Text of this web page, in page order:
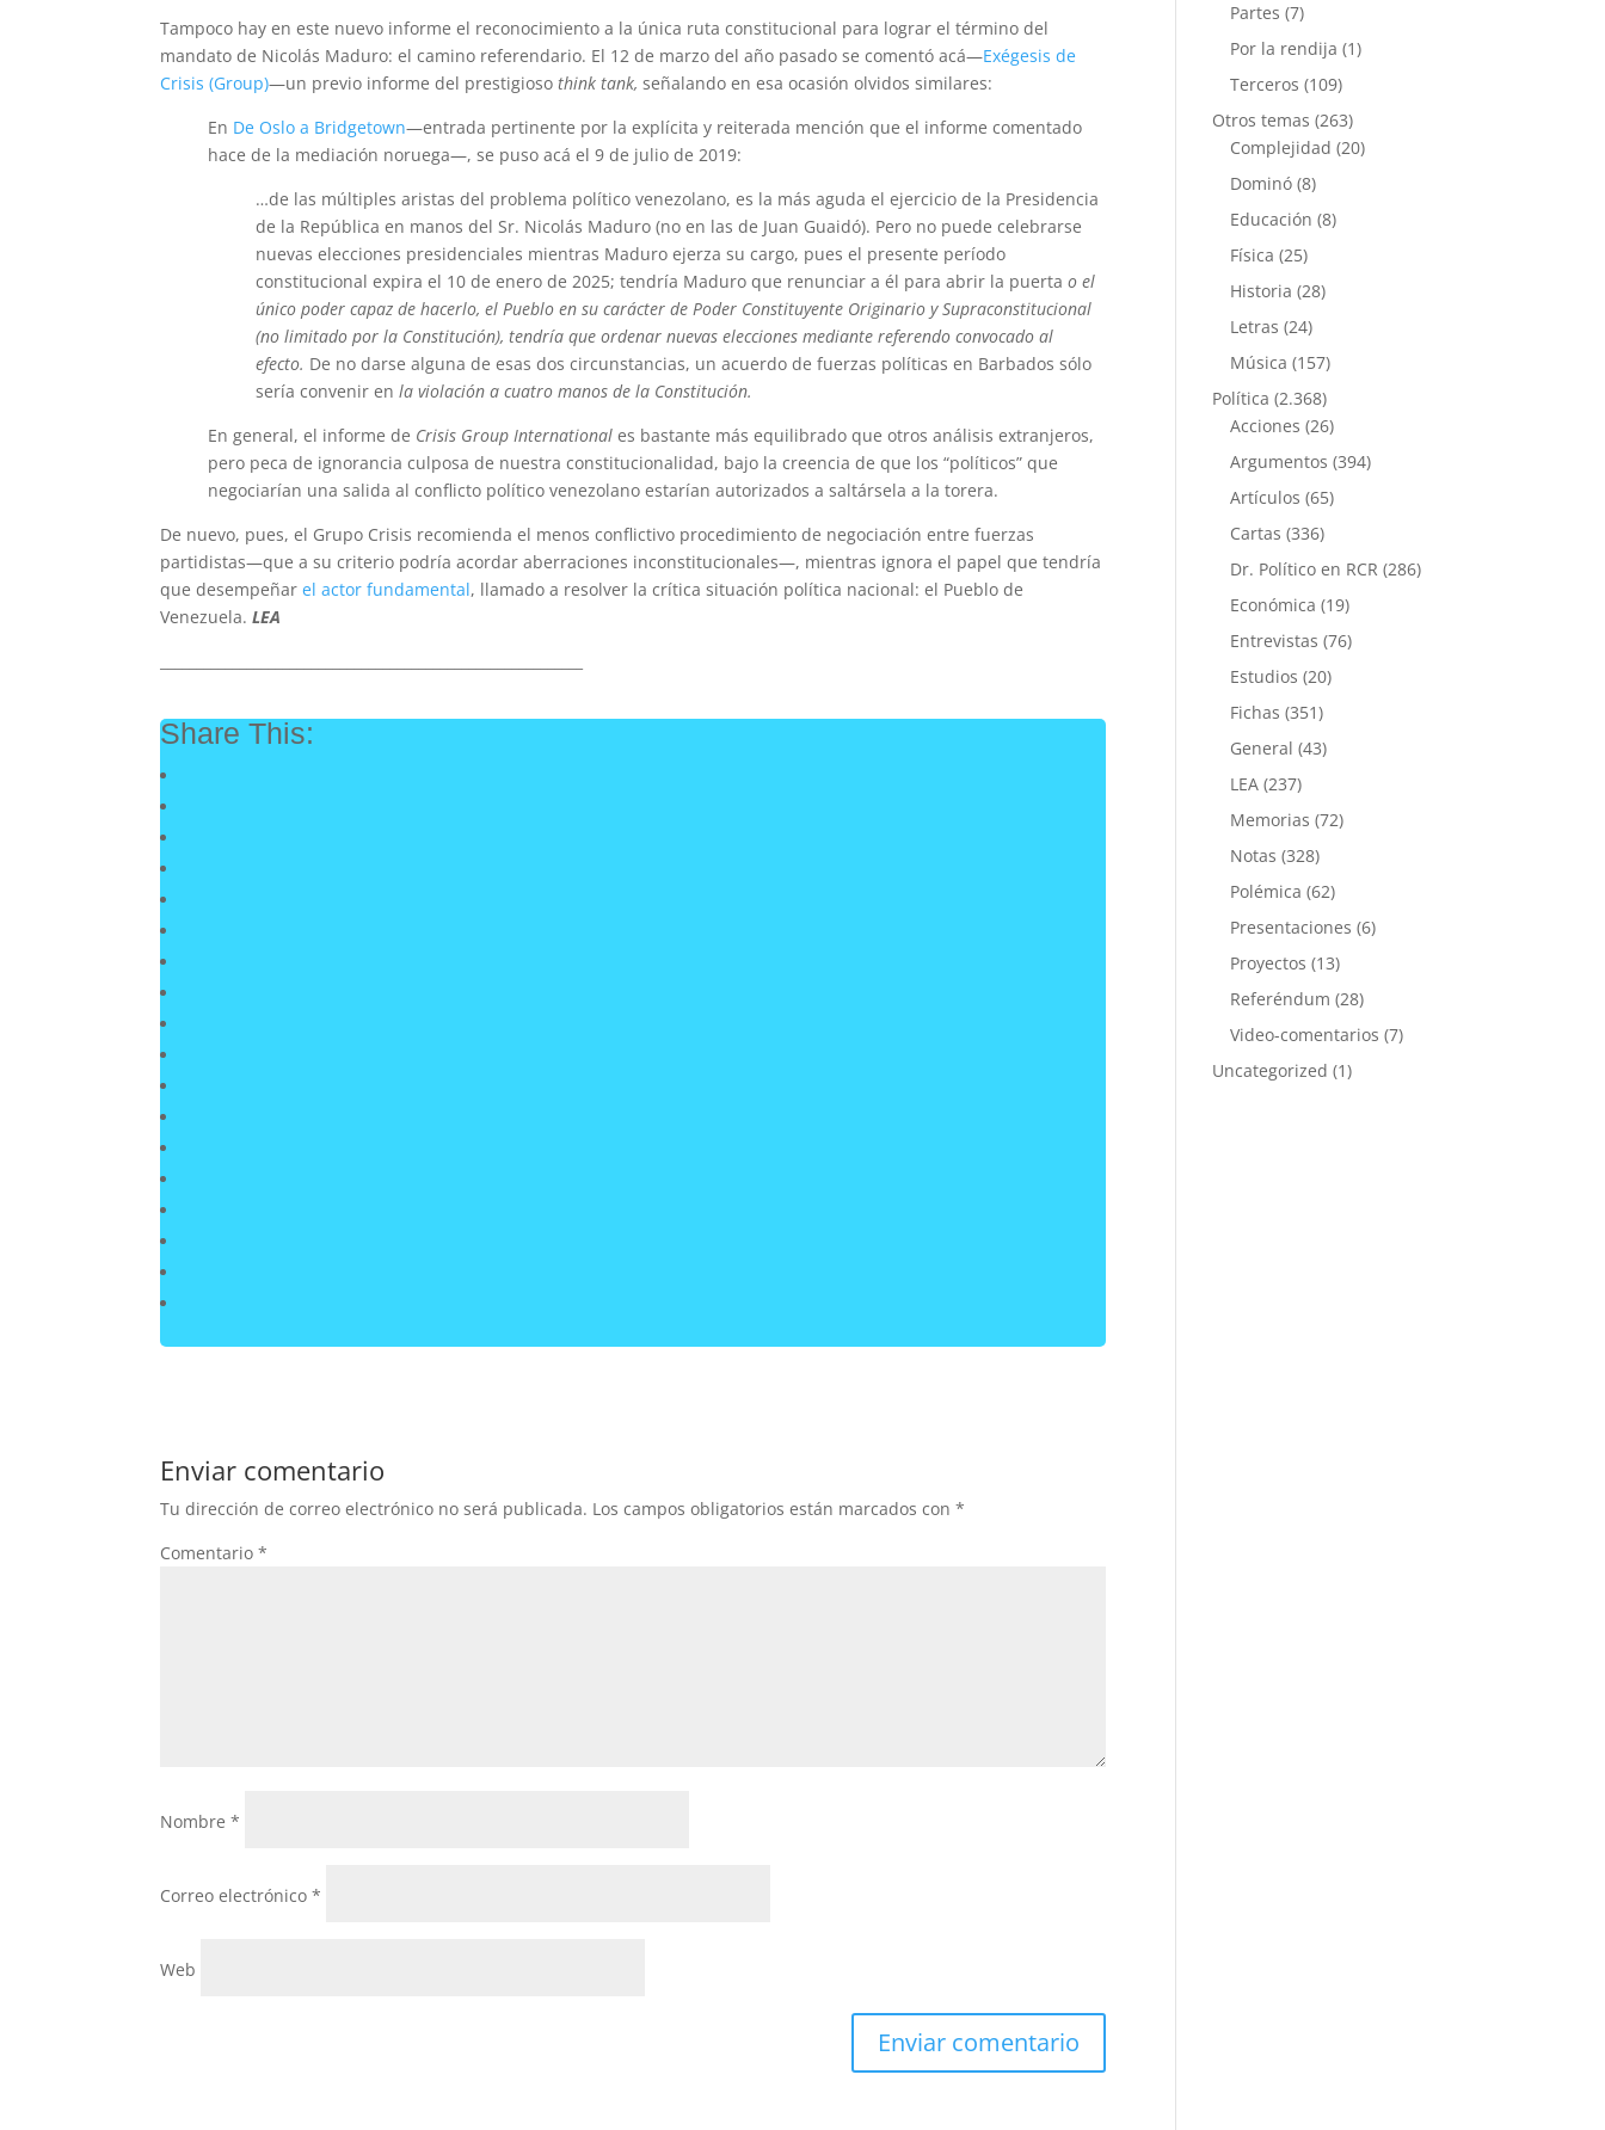
Tampoco hay en este nuevo informe el reconocimiento a la única ruta constitucional para lograr el término del
mandato de Nicolás Maduro: el camino referendario. El 12 de marzo del año pasado se comentó acá—Exégesis de
Crisis (Group)—un previo informe del prestigiosothink tank, señalando en esa ocasión olvidos similares:
En De Oslo a Bridgetown—entrada pertinente por la explícita y reiterada mención que el informe comentado
hace de la mediación noruega—, se puso acá el 9 de julio de 2019:
…de las múltiples aristas del problema político venezolano, es la más aguda el ejercicio de la Presidencia
de la República en manos del Sr. Nicolás Maduro (no en las de Juan Guaidó). Pero no puede celebrarse
nuevas elecciones presidenciales mientras Maduro ejerza su cargo, pues el presente período
constitucional expira el 10 de enero de 2025; tendría Maduro que renunciar a él para abrir la puertao el
único poder capaz de hacerlo, el Pueblo en su carácter de Poder Constituyente Originario y Supraconstitucional
(no limitado por la Constitución), tendría que ordenar nuevas elecciones mediante referendo convocado al
efecto. De no darse alguna de esas dos circunstancias, un acuerdo de fuerzas políticas en Barbados sólo
sería convenir enla violación a cuatro manos de la Constitución.
En general, el informe de Crisis Group International es bastante más equilibrado que otros análisis extranjeros,
pero peca de ignorancia culposa de nuestra constitucionalidad, bajo la creencia de que los “políticos” que
negociarían una salida al conflicto político venezolano estarían autorizados a saltársela a la torera.
De nuevo, pues, el Grupo Crisis recomienda el menos conflictivo procedimiento de negociación entre fuerzas
partidistas—que a su criterio podría acordar aberraciones inconstitucionales—, mientras ignora el papel que tendría
que desempeñarel actor fundamental, llamado a resolver la crítica situación política nacional: el Pueblo de
Venezuela.LEA
Share This:
Enviar comentario
Tu dirección de correo electrónico no será publicada. Los campos obligatorios están marcados con*
Comentario*
Nombre*
Correo electrónico*
Web
Partes (7)
Por la rendija (1)
Terceros (109)
Otros temas (263)
Complejidad (20)
Dominó (8)
Educación (8)
Física (25)
Historia (28)
Letras (24)
Música (157)
Política (2.368)
Acciones (26)
Argumentos (394)
Artículos (65)
Cartas (336)
Dr. Político en RCR (286)
Económica (19)
Entrevistas (76)
Estudios (20)
Fichas (351)
General (43)
LEA (237)
Memorias (72)
Notas (328)
Polémica (62)
Presentaciones (6)
Proyectos (13)
Referéndum (28)
Video-comentarios (7)
Uncategorized (1)